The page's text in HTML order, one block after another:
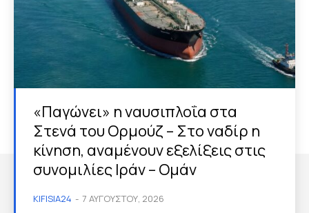
«Παγώνει» η ναυσιπλοΐα στα
Στενά του Ορμούζ – Στο ναδίρ η
κίνηση, αναμένουν εξελίξεις στις
συνομιλίες Ιράν – Ομάν
KIFISIA24 - 7 ΑΥΓΟΎΣΤΟΥ, 2026